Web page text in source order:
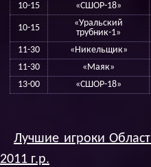
10-15 «СШОР-18»
10-15
«Уральский
трубник-1»
11-30 «Никельщик»
11-30
«Маяк»
13-00
«СШОР-18»
Лучшие игроки
2011 г.р.